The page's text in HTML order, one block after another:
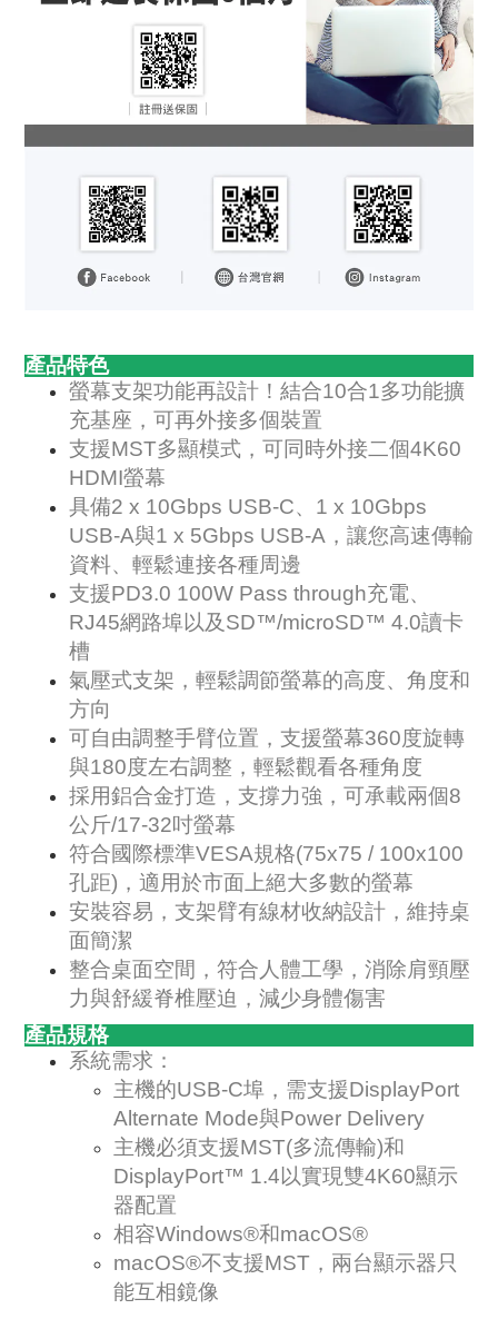
產品特色
螢幕支架功能再設計！結合10合1多功能擴
充基座，可再外接多個裝置
支援MST多顯模式，可同時外接二個4K60
HDMI螢幕
具備2 x 10Gbps USB-C、1 x 10Gbps
USB-A與1 x 5Gbps USB-A，讓您高速傳輸
資料、輕鬆連接各種周邊
支援PD3.0 100W Pass through充電、
RJ45網路埠以及SD™/microSD™ 4.0讀卡
槽
氣壓式支架，輕鬆調節螢幕的高度、角度和
方向
可自由調整手臂位置，支援螢幕360度旋轉
與180度左右調整，輕鬆觀看各種角度
採用鋁合金打造，支撐力強，可承載兩個8
公斤/17-32吋螢幕
符合國際標準VESA規格(75x75 / 100x100
孔距)，適用於市面上絕大多數的螢幕
安裝容易，支架臂有線材收納設計，維持桌
面簡潔
整合桌面空間，符合人體工學，消除肩頸壓
力與舒緩脊椎壓迫，減少身體傷害
產品規格
系統需求：
主機的USB-C埠，需支援DisplayPort
Alternate Mode與Power Delivery
主機必須支援MST(多流傳輸)和
DisplayPort™ 1.4以實現雙4K60顯示
器配置
相容Windows®和macOS®
macOS®不支援MST，兩台顯示器只
能互相鏡像